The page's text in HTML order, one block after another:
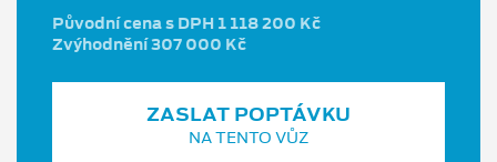
Původní cena s DPH 1 118 200 Kč
Zvýhodnění 307 000 Kč
ZASLAT POPTÁVKU
NA TENTO VŮZ